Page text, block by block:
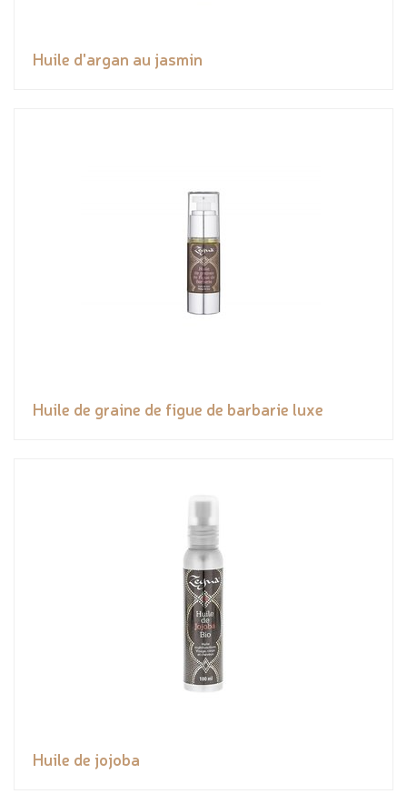
Huile d'argan au jasmin
Huile de graine de figue de barbarie luxe
Huile de jojoba